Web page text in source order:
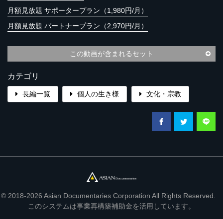
月額見放題 サポータープラン（1,980円/月）
月額見放題 パートナープラン（2,970円/月）
この動画が含まれるセット
カテゴリ
長編一覧 個人の生き様 文化・宗教
© 2018-2026 Asian Documentaries Corporation All Rights Reserved.
このシステムは事業再構築補助金を活用しています。